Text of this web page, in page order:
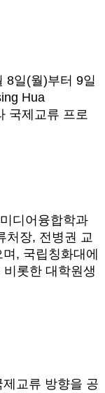
8일(월)부터 9일
Hua
국제교류 프로
디어융합학과
처장, 전병권 교
, 국립칭화대에
롯한 대학원생
교류 방향을 공